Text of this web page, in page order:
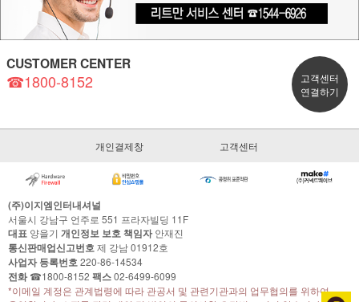
CUSTOMER CENTER
☎1800-8152
고객센터
연결하기
개인결제창 고객센터
(주)이지엠인터내셔널
서울시 강남구 언주로 551 프라자빌딩 11F
대표 양을기 개인정보 보호 책임자안재진
통신판매업신고번호제 강남 01912호
사업자 등록번호220-86-14534
전화☎1800-8152 팩스02-6499-6099
*이메일 계정은 관계법령에 따라 관공서 및 관련기관과의 업무협의를 위하여